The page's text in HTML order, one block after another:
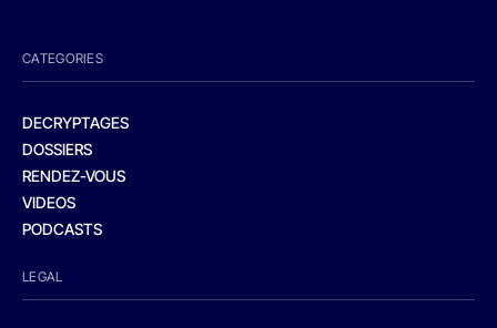
CATEGORIES
DECRYPTAGES
DOSSIERS
RENDEZ-VOUS
VIDEOS
PODCASTS
LEGAL